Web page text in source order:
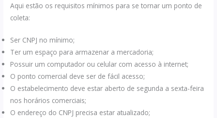
Aqui estão os requisitos mínimos para se tornar um ponto de
coleta:
Ser CNPJ no mínimo;
Ter um espaço para armazenar a mercadoria;
Possuir um computador ou celular com acesso à internet;
O ponto comercial deve ser de fácil acesso;
O estabelecimento deve estar aberto de segunda a sexta-feira
nos horários comerciais;
O endereço do CNPJ precisa estar atualizado;